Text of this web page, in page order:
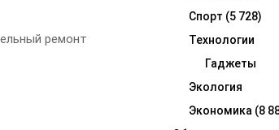
ремонт
Спорт (5 728)
Технологии
Гаджеты
Экология
Экономика (8